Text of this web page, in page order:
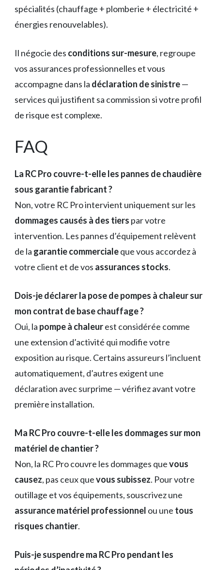
spécialités (chauffage + plomberie + électricité +
énergies renouvelables).
Il négocie des conditions sur-mesure, regroupe
vos assurances professionnelles et vous
accompagne dans la déclaration de sinistre—
services qui justifient sa commission si votre profil
de risque est complexe.
FAQ
La RC Pro couvre-t-elle les pannes de chaudière
sous garantie fabricant ?
Non, votre RC Pro intervient uniquement sur les
dommages causés à des tiers par votre
intervention. Les pannes d’équipement relèvent
de la garantie commercialeque vous accordez à
votre client et de vos assurances stocks.
Dois-je déclarer la pose de pompes à chaleur sur
mon contrat de base chauffage ?
Oui, la pompe à chaleurest considérée comme
une extension d’activité qui modifie votre
exposition au risque. Certains assureurs l’incluent
automatiquement, d’autres exigent une
déclaration avec surprime — vérifiez avant votre
première installation.
Ma RC Pro couvre-t-elle les dommages sur mon
matériel de chantier ?
Non, la RC Pro couvre les dommages quevous
causez, pas ceux quevous subissez. Pour votre
outillage et vos équipements, souscrivez une
assurance matériel professionnel ou une tous
risques chantier.
Puis-je suspendre ma RC Pro pendant les